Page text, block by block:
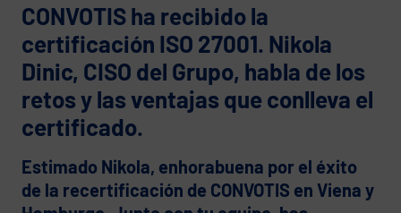
CONVOTIS ha recibido la
certificación ISO 27001. Nikola
Dinic, CISO del Grupo, habla de los
retos y las ventajas que conlleva el
certificado.
Estimado Nikola, enhorabuena por el éxito
de la recertificación de CONVOTIS en Viena y